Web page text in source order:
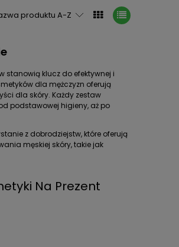
produktu A-Z
stanowią klucz do efektywnej i
dla mężczyzn oferują
dla skóry. Każdy zestaw
podstawowej higieny, aż po
z dobrodziejstw, które oferują
męskiej skóry, takie jak
Na Prezent